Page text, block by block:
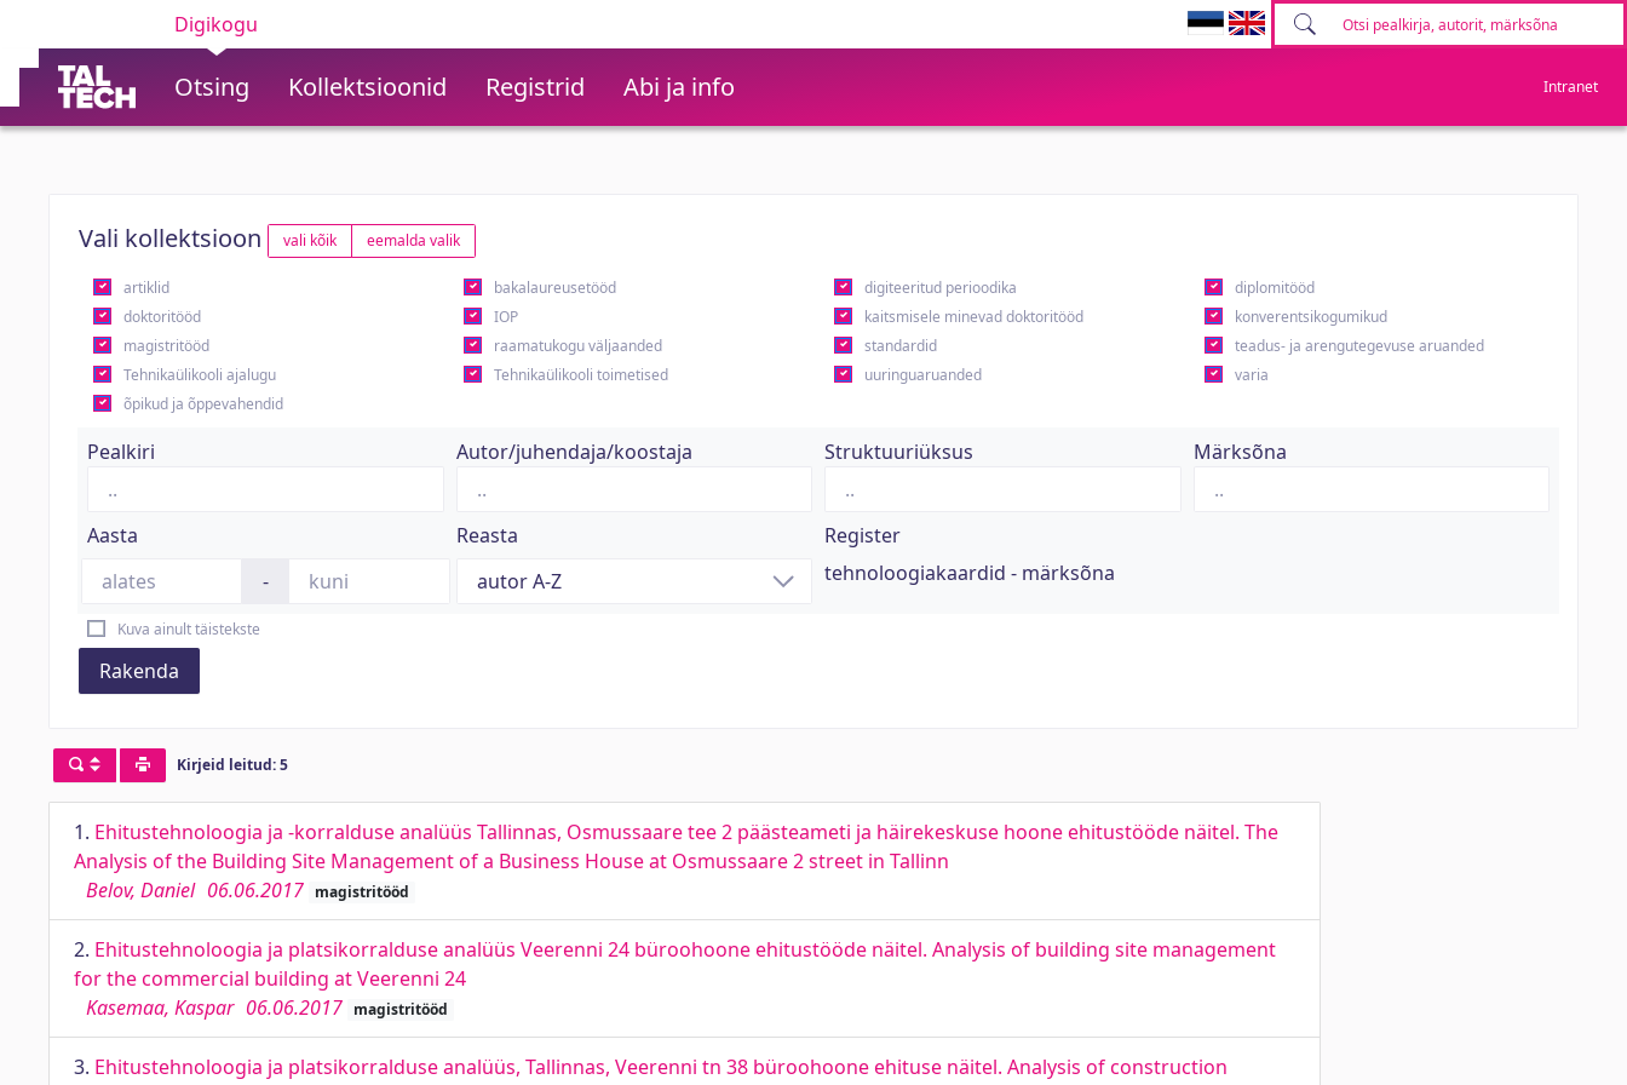
Digikogu
Otsing Kollektsioonid Registrid Abi ja info Intranet
Vali kollektsioon vali kõik eemalda valik
artiklid bakalaureusetööd digiteeritud perioodika
diplomitööd
doktoritööd
IOP kaitsmisele minevad doktoritööd
konverentsikogumikud
magistritööd
raamatukogu väljaanded standardid
teadus- ja arengutegevuse aruanded
Tehnikaülikooli ajalugu
Tehnikaülikooli toimetised uuringuaruanded
varia
õpikud ja õppevahendid
Pealkiri Autor/juhendaja/koostaja Struktuuriüksus Märksõna
Aasta
-
Reasta
Register
tehnoloogiakaardid - märksõna
Kuva ainult täistekste
Rakenda
Kirjeid leitud: 5
1. Ehitustehnoloogia ja -korralduse analüüs Tallinnas, Osmussaare tee 2 päästeameti ja häirekeskuse hoone ehitustööde näitel. The
Analysis of the Building Site Management of a Business House at Osmussaare 2 street in Tallinn
Belov, Daniel 06.06.2017 magistritööd
2. Ehitustehnoloogia ja platsikorralduse analüüs Veerenni 24 büroohoone ehitustööde näitel. Analysis of building site management
for the commercial building at Veerenni 24
Kasemaa, Kaspar 06.06.2017 magistritööd
3. Ehitustehnoloogia ja platsikorralduse analüüs, Tallinnas, Veerenni tn 38 büroohoone ehituse näitel. Analysis of construction